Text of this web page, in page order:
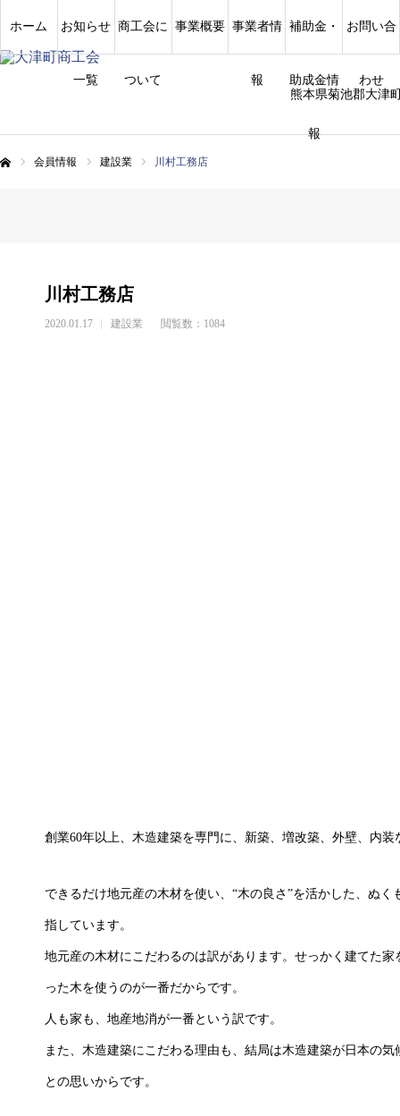
熊本県菊池郡大津
ホーム お知らせ
一覧
商工会に
ついて
事業概要 事業者情
報
補助金・
助成金情
報
お問い合
わせ
会員情報 建設業 川村工務店
川村工務店
2020.01.17 建設業 閲覧数：1084
創業60年以上、木造建築を専門に、新築、増改築、外壁、内
できるだけ地元産の木材を使い、“木の良さ”を活かした、ぬ
指しています。
地元産の木材にこだわるのは訳があります。せっかく建てた
った木を使うのが一番だからです。
人も家も、地産地消が一番という訳です。
また、木造建築にこだわる理由も、結局は木造建築が日本の
との思いからです。